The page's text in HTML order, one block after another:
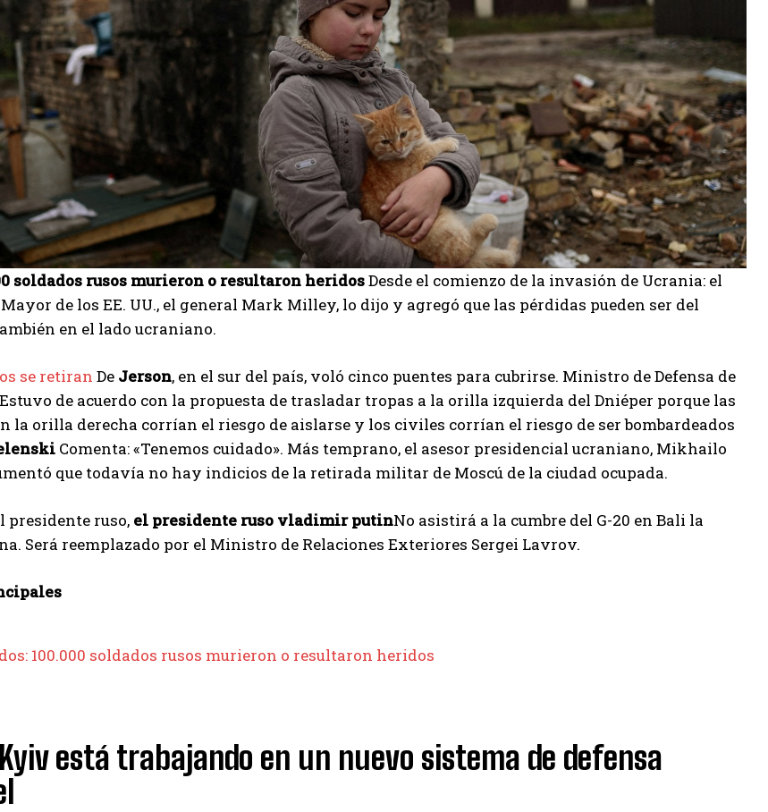
read and accept thePrivacy Policy.
soldados rusos murieron o resultaron heridosDesde el comienzo de la invasión de Ucrania: el
de los EE. UU., el general Mark Milley, lo dijo y agregó que las pérdidas pueden ser del
en el lado ucraniano.
se retiran De Jerson, en el sur del país, voló cinco puentes para cubrirse. Ministro de Defensa de
de acuerdo con la propuesta de trasladar tropas a la orilla izquierda del Dniéper porque las
la orilla derecha corrían el riesgo de aislarse y los civiles corrían el riesgo de ser bombardeados
Comenta: «Tenemos cuidado». Más temprano, el asesor presidencial ucraniano, Mikhailo
que todavía no hay indicios de la retirada militar de Moscú de la ciudad ocupada.
presidente ruso, el presidente ruso vladimir putinNo asistirá a la cumbre del G-20 en Bali la
Será reemplazado por el Ministro de Relaciones Exteriores Sergei Lavrov.
100.000 soldados rusos murieron o resultaron heridos
está trabajando en un nuevo sistema de defensa